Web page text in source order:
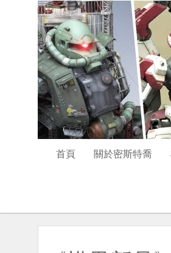
首頁 關於密斯特喬